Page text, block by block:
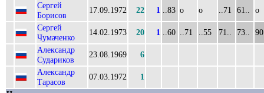
Сергей
Борисов
17.09.1972 22 1 ..83 о о ..71 61..
о
Сергей
Чумаченко
14.02.1973 20 1 ..60 ..71 ..55 71.. 73..
90
Александр
Судариков
23.08.1969
6
Александр
Тарасов
07.03.1972 1